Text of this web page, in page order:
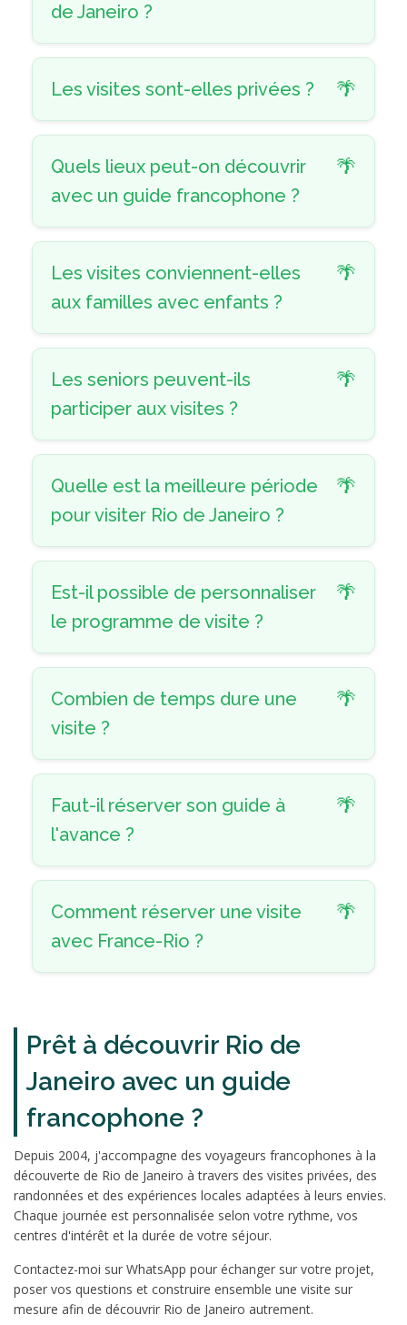
de Janeiro ?
Les visites sont-elles privées ?
Quels lieux peut-on découvrir
avec un guide francophone ?
Les visites conviennent-elles
aux familles avec enfants ?
Les seniors peuvent-ils
participer aux visites ?
Quelle est la meilleure période
pour visiter Rio de Janeiro ?
Est-il possible de personnaliser
le programme de visite ?
Combien de temps dure une
visite ?
Faut-il réserver son guide à
l'avance ?
Comment réserver une visite
avec France-Rio ?
Prêt à découvrir Rio de
Janeiro avec un guide
francophone ?
Depuis 2004, j'accompagne des voyageurs francophones à la
découverte de Rio de Janeiro à travers des visites privées, des
randonnées et des expériences locales adaptées à leurs envies.
Chaque journée est personnalisée selon votre rythme, vos
centres d'intérêt et la durée de votre séjour.
Contactez-moi sur WhatsApp pour échanger sur votre projet,
poser vos questions et construire ensemble une visite sur
mesure afin de découvrir Rio de Janeiro autrement.